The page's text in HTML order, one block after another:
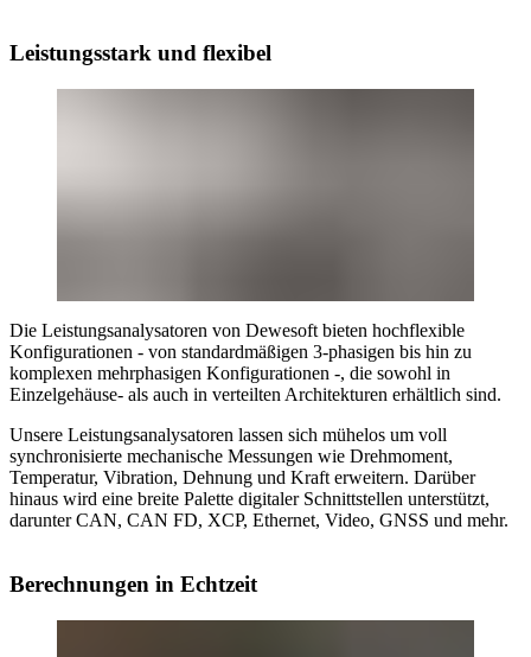
Leistungsstark und flexibel
Die Leistungsanalysatoren von Dewesoft bieten hochflexible
Konfigurationen - von standardmäßigen 3-phasigen bis hin zu
komplexen mehrphasigen Konfigurationen -, die sowohl in
Einzelgehäuse- als auch in verteilten Architekturen erhältlich sind.
Unsere Leistungsanalysatoren lassen sich mühelos um voll
synchronisierte mechanische Messungen wie Drehmoment,
Temperatur, Vibration, Dehnung und Kraft erweitern. Darüber
hinaus wird eine breite Palette digitaler Schnittstellen unterstützt,
darunter CAN, CAN FD, XCP, Ethernet, Video, GNSS und mehr.
Berechnungen in Echtzeit